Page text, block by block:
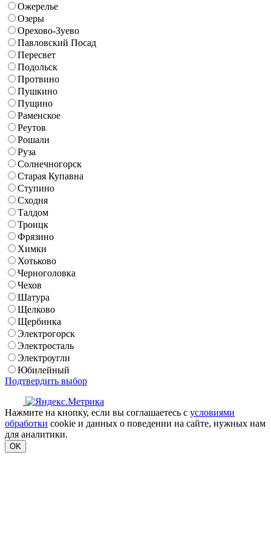
Ожерелье
Озеры
Орехово-Зуево
Павловский Посад
Пересвет
Подольск
Протвино
Пушкино
Пущино
Раменское
Реутов
Рошали
Руза
Солнечногорск
Старая Купавна
Ступино
Сходня
Талдом
Троицк
Фрязино
Химки
Хотьково
Черноголовка
Чехов
Шатура
Щелково
Щербинка
Электрогорск
Электросталь
Электроугли
Юбилейный
Подтвердить выбор
Нажмите на кнопку, если вы соглашаетесь с условиями
обработки cookie и данных о поведении на сайте, нужных нам
для аналитики.
OK